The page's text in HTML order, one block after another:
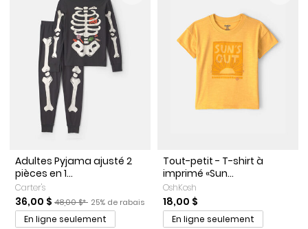
Adultes Pyjama ajusté 2
pièces en 1...
Carter's
Prix de solde
36,00 $ Prix ​​de détail suggéré par le fabricant
48,00 $* Pourcentage de rabais
25% de rabais
En ligne seulement
Tout-petit - T-shirt à
imprimé «Sun...
OshKosh
18,00 $
En ligne seulement